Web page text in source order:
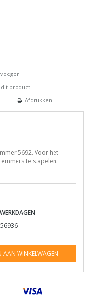
dit product
Afdrukken
5692. Voor het
te stapelen.
AAN WINKELWAGEN